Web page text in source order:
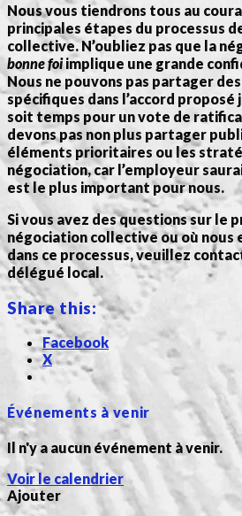
Nous vous tiendrons tous au
principales étapes du processus
collective. N’oubliez pas que la
bonne foiimplique une grande
Nous ne pouvons pas partager
spécifiques dans l’accord proposé
soit temps pour un vote de
devons pas non plus partager
éléments prioritaires ou les
négociation, car l’employeur
est le plus important pour nous.
Si vous avez des questions sur le
négociation collective ou où nous
dans ce processus, veuillez
délégué local.
Share this:
Facebook
X
Événements à venir
Il n'y a aucun événement à venir.
Voir le calendrier
Ajouter